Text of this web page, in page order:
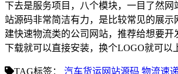
下去是服务项目，八个模块，一目了然网
站源码非常简洁有力，是比较常见的展示
建快速物流类的公司网站，推荐给想要开
下载就可以直接安装，换个LOGO就可以
TAG标签： 汽车货运网站源码 物流速